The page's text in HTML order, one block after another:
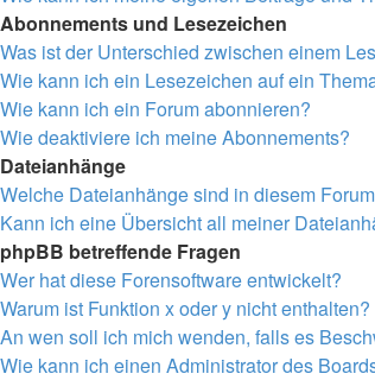
Abonnements und Lesezeichen
Was ist der Unterschied zwischen einem
Wie kann ich ein Lesezeichen auf ein
Wie kann ich ein Forum abonnieren?
Wie deaktiviere ich meine Abonnements?
Dateianhänge
Welche Dateianhänge sind in diesem
Kann ich eine Übersicht all meiner
phpBB betreffende Fragen
Wer hat diese Forensoftware entwickelt?
Warum ist Funktion x oder y nicht enthalten?
An wen soll ich mich wenden, falls es
Wie kann ich einen Administrator des